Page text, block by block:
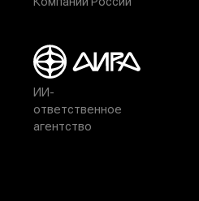
ИИ-
ответственное
агентство